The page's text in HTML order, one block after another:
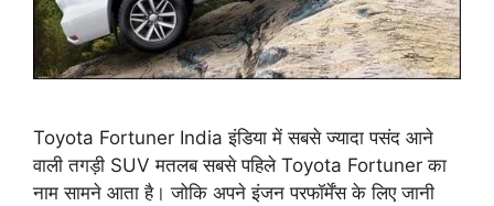
Toyota Fortuner India इंडिया में सबसे ज्यादा पसंद आने
वाली तगड़ी SUV मतलब सबसे पहिले Toyota Fortuner का
नाम सामने आता है। जोकि अपने इंजन परफॉर्मेंस के लिए जानी